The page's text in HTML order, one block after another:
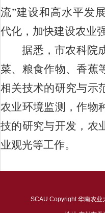
流”建设和高水平发
代化，加快建设农业
据悉，市农科院
菜、粮食作物、香蕉
相关技术的研究与示
农业环境监测，作物
技的研究与开发，农
业观光等工作。
SCAU Copyright 华南农业